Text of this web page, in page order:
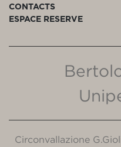
CONTACTS
ESPACE RESERVE
Circonvallazione